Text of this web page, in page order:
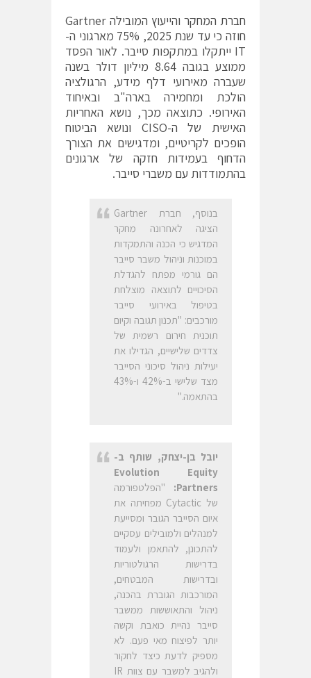
חברת המחקר והייעוץ המובילה Gartner
חוזה כי עד שנת 2025, 75% מארגוני ה-
IT ייתקלו במתקפות סייבר. לאור הפסד
ממוצע בגובה 8.64 מיליון דולר בשנה
שעברה מאירועי דלף מידע, הרגולציה
הולכת ומחמירה בארה"ב ובאיחוד
האירופי. כתוצאה מכך, נושא האחריות
האישית של ה-CISO ונושא הביטוח
הופכים לקריטיים, ומדגישים את הצורך
הדחוף בעמידות חזקה של ארגונים
בהתמודדות עם משברי סייבר.
בנוסף, חברת Gartner
הציגה לאחרונה מחקר
המדגיש כי הכנה והתמקדות
במוכנות וניהול משבר סייבר
הם גורמי מפתח להגדלת
הסיכויים לתוצאה מוצלחת
בטיפול באירועי סייבר
מורכבים: "תכנון תגובה וקיום
תוכנית חירום רשמית של
צדדים שלישיים, הגדילו את
יעילות ניהול סיכוני הסייבר
מצד שלישי ב-42% ו-43%
בהתאמה."
יובל בן-יצחק, שותף ב-
Evolution Equity
Partners
: "הפלטפורמה
של Cytactic מפחיתה את
איום הסייבר הגובר ומסייעת
למנהלים ולמובילים עסקיים
להתכונן, להתאמן ולעמוד
בדרישות הרגולטוריות
ובדרישות המבטחים,
המורכבות הגוברת בהכנה,
ניהול והתאוששות ממשבר
סייבר נהיית כואבת וקשה
יותר לפיצוח מאי פעם. לא
מספיק לדעת כיצד לחקור
ולהגיב למשבר עם צוות IR